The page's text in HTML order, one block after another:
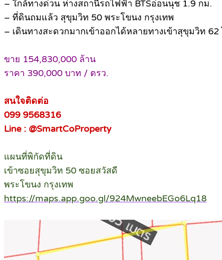
– ใกล้ทางด่วน ห่างสถานีรถไฟฟ้า BTSอ่อนนุช 1.9 กม.
– ที่ดินถมแล้ว สุขุมวิท 50 พระโขนง กรุงเทพ
– เดินทางสะดวกมากเข้าออกได้หลายทางเข้าสุขุมวิท 62
ขาย 154,830,000 ล้าน
ราคา 390,000 บาท / ตรว.
สนใจติดต่อ
099 9568316
Line : @SmartCoProperty
แผนที่พิกัดที่ดิน
เข้าซอยสุขุมวิท 50 ซอยสวัสดี
พระโขนง กรุงเทพ
https://maps.app.goo.gl/924MwneebEGo6Lq18